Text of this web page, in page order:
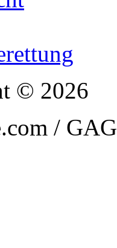
© 2026
/ GAG